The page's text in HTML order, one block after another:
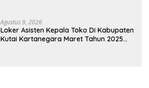
Agustus 9, 2026
Loker Asisten Kepala Toko Di Kabupaten
Kutai Kartanegara Maret Tahun 2025